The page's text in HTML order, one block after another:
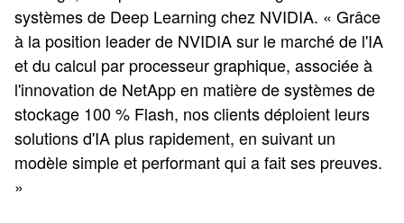
systèmes de Deep Learning chez NVIDIA. « Grâce
à la position leader de NVIDIA sur le marché de l'IA
et du calcul par processeur graphique, associée à
l'innovation de NetApp en matière de systèmes de
stockage 100 % Flash, nos clients déploient leurs
solutions d'IA plus rapidement, en suivant un
modèle simple et performant qui a fait ses preuves.
»